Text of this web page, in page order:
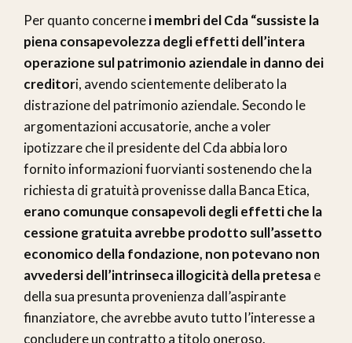
Per quanto concernei membri del Cda “sussiste la
piena consapevolezza degli effetti dell’intera
operazione sul patrimonio aziendale in danno dei
creditori, avendo scientemente deliberato la
distrazione del patrimonio aziendale. Secondo le
argomentazioni accusatorie, anche a voler
ipotizzare che il presidente del Cda abbia loro
fornito informazioni fuorvianti sostenendo che la
richiesta di gratuità provenisse dalla Banca Etica,
erano comunque consapevoli degli effetti che la
cessione gratuita avrebbe prodotto sull’assetto
economico della fondazione, non potevano non
avvedersi dell’intrinseca illogicità della pretesae
della sua presunta provenienza dall’aspirante
finanziatore, che avrebbe avuto tutto l’interesse a
concludere un contratto a titolo oneroso.